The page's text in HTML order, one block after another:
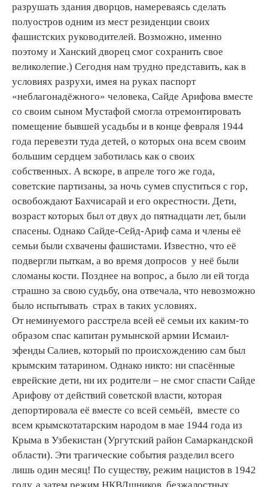
разрушать здания дворцов, намереваясь сделать
полуостров одним из мест резиденции своих
фашистских руководителей. Возможно, именно
поэтому и Ханский дворец смог сохранить свое
великолепие.) Сегодня нам трудно представить, как в
условиях разрухи, имея на руках паспорт
«неблагонадёжного» человека, Сайде Арифова вместе
со своим сыном Мустафой смогла отремонтировать
помещение бывшей усадьбы и в конце февраля 1944
года перевезти туда детей, о которых она всем своим
большим сердцем заботилась как о своих
собственных. А вскоре, в апреле того же года,
советские партизаны, за ночь сумев спуститься с гор,
освобождают Бахчисарай и его окрестности. Дети,
возраст которых был от двух до пятнадцати лет, были
спасены. Однако Сайде-Сейд-Ариф сама и члены её
семьи были схвачены фашистами. Известно, что её
подвергли пыткам, а во время допросов у неё были
сломаны кости. Позднее на вопрос, а было ли ей тогда
страшно за свою судьбу, она отвечала, что невозможно
было испытывать страх в таких условиях.
От неминуемого расстрела всей её семьи их каким-то
образом спас капитан румынской армии Исмаил-
эфенды Салиев, который по происхождению сам был
крымским татарином. Однако никто: ни спасённые
еврейские дети, ни их родители – не смог спасти Сайде
Арифову от действий советской власти, которая
депортировала её вместе со всей семьёй, вместе со
всем крымскотатарским народом в мае 1944 года из
Крыма в Узбекистан (Ургутский район Самаркандской
области). Эти трагические события разделил всего
лишь один месяц! По существу, режим нацистов в 1942